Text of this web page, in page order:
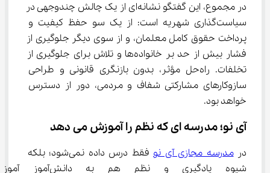
در مجموع، این گفتگو نشانه‌ای از یک چالش چندوجهی در
سیاست‌گذاری شهریه است: از یک سو حفظ کیفیت و
پرداخت حقوق کامل معلمان، و از سوی دیگر جلوگیری از
فشار بیش از حد بر خانواده‌ها و تلاش برای جلوگیری از
تخلفات. راه‌حل مؤثر، بدون بازنگری قانونی و طراحی
سازوکارهای مشارکتی شفاف و مردمی، دور از دسترس
خواهد بود.
آی نو؛ مدرسه ای که نظم را آموزش می دهد
در مدرسه مجازی آی نو
فقط درس داده نمی‌شود؛ بلکه
شیوه یادگیری و نظم هم